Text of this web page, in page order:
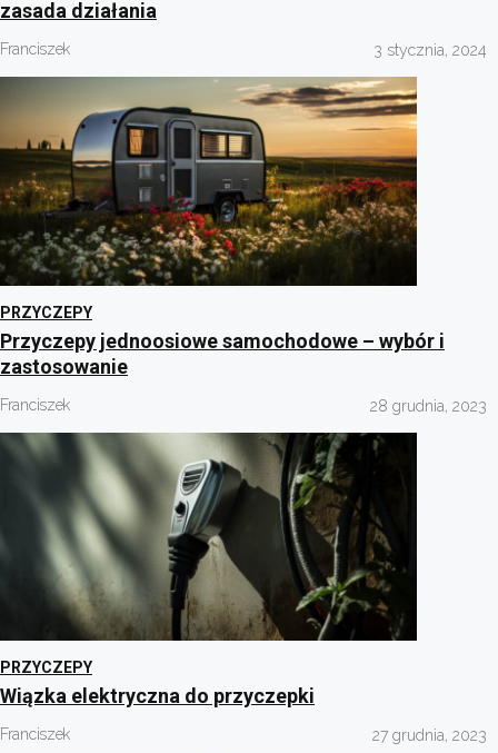
zasada działania
Franciszek 3 stycznia, 2024
PRZYCZEPY
Przyczepy jednoosiowe samochodowe – wybór i
zastosowanie
Franciszek 28 grudnia, 2023
PRZYCZEPY
Wiązka elektryczna do przyczepki
Franciszek 27 grudnia, 2023